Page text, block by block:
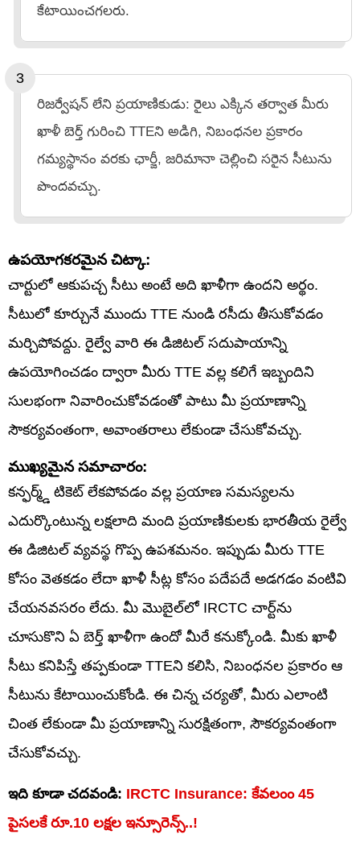
కేటాయించగలరు.
రిజర్వేషన్ లేని ప్రయాణికుడు: రైలు ఎక్కిన తర్వాత మీరు
ఖాళీ బెర్త్ గురించి TTEని అడిగి, నిబంధనల ప్రకారం
గమ్యస్థానం వరకు ఛార్జీ, జరిమానా చెల్లించి సరైన సీటును
పొందవచ్చు.
ఉపయోగకరమైన చిట్కా:
చార్టులో ఆకుపచ్చ సీటు అంటే అది ఖాళీగా ఉందని అర్థం.
సీటులో కూర్చునే ముందు TTE నుండి రసీదు తీసుకోవడం
మర్చిపోవద్దు. రైల్వే వారి ఈ డిజిటల్ సదుపాయాన్ని
ఉపయోగించడం ద్వారా మీరు TTE వల్ల కలిగే ఇబ్బందిని
సులభంగా నివారించుకోవడంతో పాటు మీ ప్రయాణాన్ని
సౌకర్యవంతంగా, అవాంతరాలు లేకుండా చేసుకోవచ్చు.
ముఖ్యమైన సమాచారం:
కన్ఫర్మ్డ్ టికెట్ లేకపోవడం వల్ల ప్రయాణ సమస్యలను
ఎదుర్కొంటున్న లక్షలాది మంది ప్రయాణికులకు భారతీయ రైల్వే
ఈ డిజిటల్ వ్యవస్థ గొప్ప ఉపశమనం. ఇప్పుడు మీరు TTE
కోసం వెతకడం లేదా ఖాళీ సీట్ల కోసం పదేపదే అడగడం వంటివి
చేయనవసరం లేదు. మీ మొబైల్‌లో IRCTC చార్ట్‌ను
చూసుకొని ఏ బెర్త్ ఖాళీగా ఉందో మీరే కనుక్కోండి. మీకు ఖాళీ
సీటు కనిపిస్తే తప్పకుండా TTEని కలిసి, నిబంధనల ప్రకారం ఆ
సీటును కేటాయించుకోండి. ఈ చిన్న చర్యతో, మీరు ఎలాంటి
చింత లేకుండా మీ ప్రయాణాన్ని సురక్షితంగా, సౌకర్యవంతంగా
చేసుకోవచ్చు.
ఇది కూడా చదవండి: IRCTC Insurance: కేవలంం 45
పైసలకే రూ.10 లక్షల ఇన్సూరెన్స్‌..!